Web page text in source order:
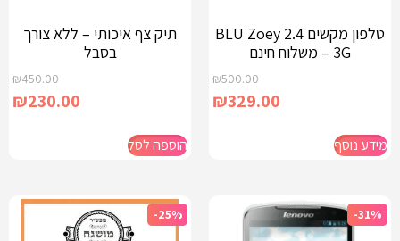
טלפון מקשים BLU Zoey 2.4
3G – משלוח חינם
₪500.00
₪329.00
מידע נוסף
תיק צף איכותי – ללא צורך
בסבל
₪450.00
₪230.00
הוספה לסל
-31%
-25%